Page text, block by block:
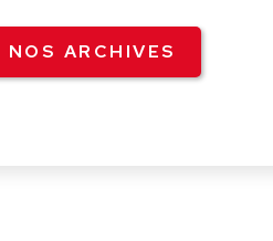
NOS ARCHIVES